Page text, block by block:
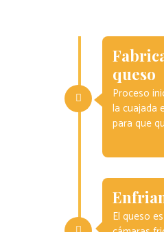
queso
Proceso
la cuajada
para que
El queso